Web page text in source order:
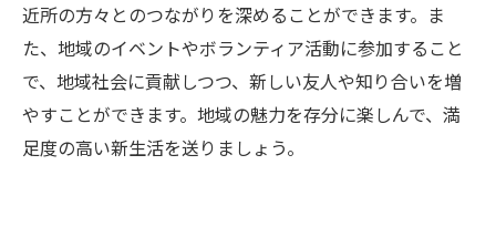
近所の方々とのつながりを深めることができます。ま
た、地域のイベントやボランティア活動に参加すること
で、地域社会に貢献しつつ、新しい友人や知り合いを増
やすことができます。地域の魅力を存分に楽しんで、満
足度の高い新生活を送りましょう。